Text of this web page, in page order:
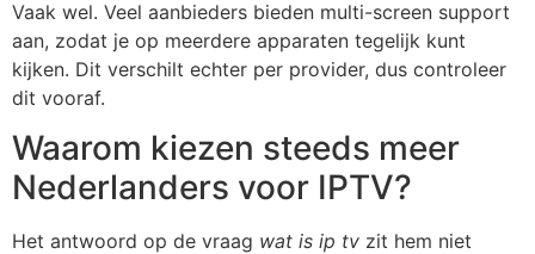
Vaak wel. Veel aanbieders bieden multi-screen support
aan, zodat je op meerdere apparaten tegelijk kunt
kijken. Dit verschilt echter per provider, dus controleer
dit vooraf.
Waarom kiezen steeds meer
Nederlanders voor IPTV?
Het antwoord op de vraag wat is ip tv zit hem niet